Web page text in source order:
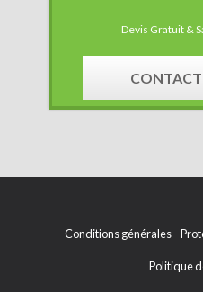
Devis Gratuit &
Conditions générales
Politique